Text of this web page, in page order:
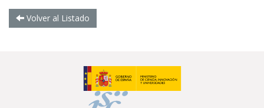
Volver al Listado